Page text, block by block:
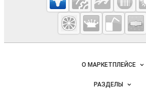
Meatinfo.ru —
мясо и
мясопродукты
Важные разделы и контакты
Навигация по сайтуО МАРКЕТПЛЕЙСЕ
Новости Meatinfo.ru
РАЗДЕЛЫ